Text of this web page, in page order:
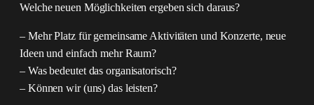
Welche neuen Möglichkeiten ergeben sich daraus?
– Mehr Platz für gemeinsame Aktivitäten und Konzerte, neue
Ideen und einfach mehr Raum?
– Was bedeutet das organisatorisch?
– Können wir (uns) das leisten?